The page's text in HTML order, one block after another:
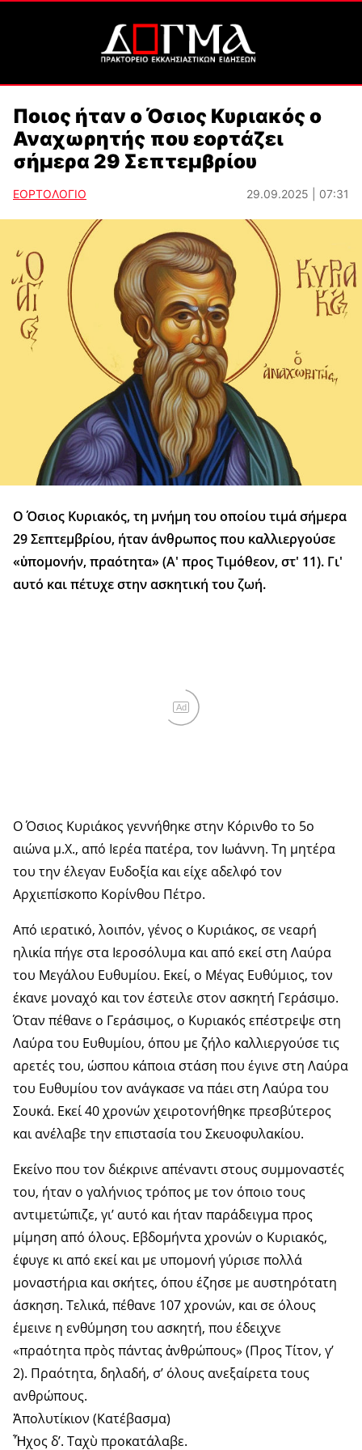
Ποιος ήταν ο Όσιος Κυριακός ο
Αναχωρητής που εορτάζει
σήμερα 29 Σεπτεμβρίου
ΕΟΡΤΟΛΟΓΙΟ 29.09.2025 | 07:31
Ο Όσιος Κυριακός, τη μνήμη του οποίου τιμά σήμερα
29 Σεπτεμβρίου, ήταν άνθρωπος που καλλιεργούσε
«ὑπομονήν, πραότητα» (Α' προς Τιμόθεον, στ' 11). Γι'
αυτό και πέτυχε στην ασκητική του ζωή.
Ad
Ο Όσιος Κυριάκος γεννήθηκε στην Κόρινθο το 5ο
αιώνα μ.Χ., από Ιερέα πατέρα, τον Ιωάννη. Τη μητέρα
του την έλεγαν Ευδοξία και είχε αδελφό τον
Αρχιεπίσκοπο Κορίνθου Πέτρο.
Από ιερατικό, λοιπόν, γένος ο Κυριάκος, σε νεαρή
ηλικία πήγε στα Ιεροσόλυμα και από εκεί στη Λαύρα
του Μεγάλου Ευθυμίου. Εκεί, ο Μέγας Ευθύμιος, τον
έκανε μοναχό και τον έστειλε στον ασκητή Γεράσιμο.
Όταν πέθανε ο Γεράσιμος, ο Κυριακός επέστρεψε στη
Λαύρα του Ευθυμίου, όπου με ζήλο καλλιεργούσε τις
αρετές του, ώσπου κάποια στάση που έγινε στη Λαύρα
του Ευθυμίου τον ανάγκασε να πάει στη Λαύρα του
Σουκά. Εκεί 40 χρονών χειροτονήθηκε πρεσβύτερος
και ανέλαβε την επιστασία του Σκευοφυλακίου.
Εκείνο που τον διέκρινε απέναντι στους συμμοναστές
του, ήταν ο γαλήνιος τρόπος με τον όποιο τους
αντιμετώπιζε, γι’ αυτό και ήταν παράδειγμα προς
μίμηση από όλους. Εβδομήντα χρονών ο Κυριακός,
έφυγε κι από εκεί και με υπομονή γύρισε πολλά
μοναστήρια και σκήτες, όπου έζησε με αυστηρότατη
άσκηση. Τελικά, πέθανε 107 χρονών, και σε όλους
έμεινε η ενθύμηση του ασκητή, που έδειχνε
«πραότητα πρὸς πάντας ἀνθρώπους» (Προς Τίτον, γ’
2). Πραότητα, δηλαδή, σ’ όλους ανεξαίρετα τους
ανθρώπους.
Ἀπολυτίκιον (Κατέβασμα)
Ἦχος δ’. Ταχὺ προκατάλαβε.